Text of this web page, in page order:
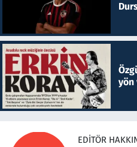
yön
EDITÖR